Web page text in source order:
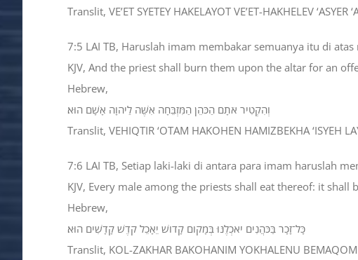
Translit, VE’ET SYETEY HAKELAYOT VE’ET-HAKHELEV ‘ASYER
7:5 LAI TB, Haruslah imam membakar semuanya itu di
KJV, And the priest shall burn them upon the altar for an
Hebrew,
וְהִקְטִיר אֹתָם הַכֹּהֵן הַמִּזְבֵּחָה אִשֶּׁה לַיהוָה אָשָׁם הוּא׃
Translit, VEHIQTIR ‘OTAM HAKOHEN HAMIZBEKHA ‘ISYEH
7:6 LAI TB, Setiap laki-laki di antara para imam haruslah
KJV, Every male among the priests shall eat thereof: it
Hebrew,
כָּל־זָכָר בַּכֹּהֲנִים יֹאכְלֶנּוּ בְּמָקֹום קָדֹושׁ יֵאָכֵל קֹדֶשׁ קָדָשִׁים הוּא׃
Translit, KOL-ZAKHAR BAKOHANIM YOKHALENU BEMAQOM